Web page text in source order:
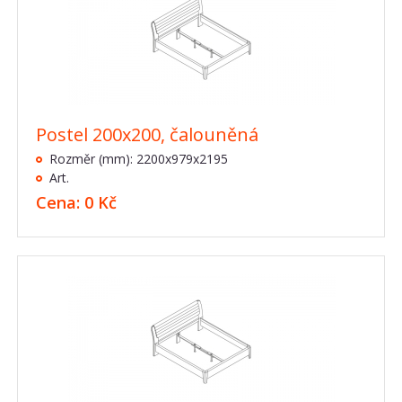
Postel 200x200, čalouněná
Rozměr (mm): 2200x979x2195
Art.
Cena: 0 Kč